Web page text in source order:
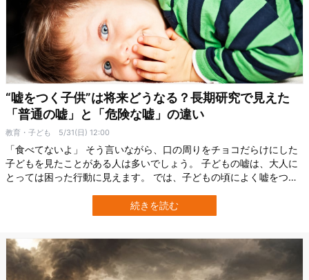
“嘘をつく子供”は将来どうなる？長期研究で見えた
「普通の嘘」と「危険な嘘」の違い
教育・子ども 5/31(日) 12:00
「食べてないよ」 そう言いながら、口の周りをチョコだらけにした
子どもを見たことがある人は多いでしょう。 子どもの嘘は、大人に
とっては困った行動に見えます。 では、子どもの頃によく嘘をつく
マギル大学（McGill University）の研究チームは、3000人以上の子
どもについて、6歳頃から19歳までの嘘の変化を追跡し、さらに成人
続きを読む